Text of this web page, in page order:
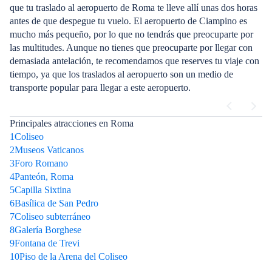
que tu traslado al aeropuerto de Roma te lleve allí unas dos horas
antes de que despegue tu vuelo. El aeropuerto de Ciampino es
mucho más pequeño, por lo que no tendrás que preocuparte por
las multitudes. Aunque no tienes que preocuparte por llegar con
demasiada antelación, te recomendamos que reserves tu viaje con
tiempo, ya que los traslados al aeropuerto son un medio de
transporte popular para llegar a este aeropuerto.
Principales atracciones en Roma
1Coliseo
2Museos Vaticanos
3Foro Romano
4Panteón, Roma
5Capilla Sixtina
6Basílica de San Pedro
7Coliseo subterráneo
8Galería Borghese
9Fontana de Trevi
10Piso de la Arena del Coliseo